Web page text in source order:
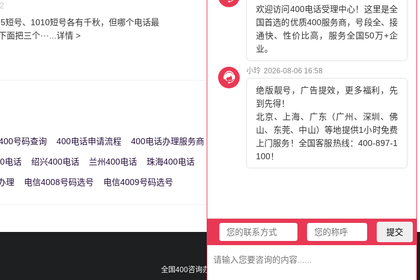
短号、1010短号各有千秋，但哪个电话最
把三个···...详情 >
号码查询 400电话申请流程 400电话办理服务商 更多>>
电话 绍兴400电话 兰州400电话 珠海400电话
理 电信4008号码选号 电信4009号码选号
全国400咨询办理热线： 400-897-1100